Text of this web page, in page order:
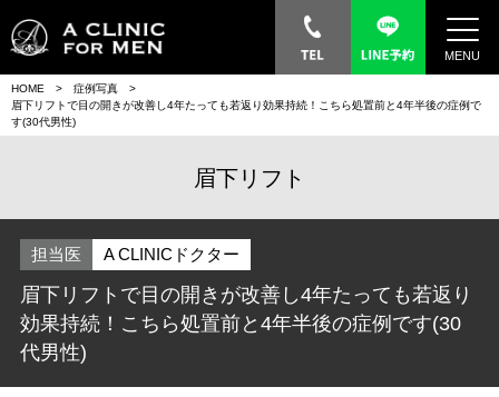
MENU
HOME
症例写真
眉下リフトで目の開きが改善し4年たっても若返り効果持続！こちら処置前と4年半後の症例で
す(30代男性)
眉下リフト
担当医 A CLINICドクター
眉下リフトで目の開きが改善し4年たっても若返り
効果持続！こちら処置前と4年半後の症例です(30
代男性)